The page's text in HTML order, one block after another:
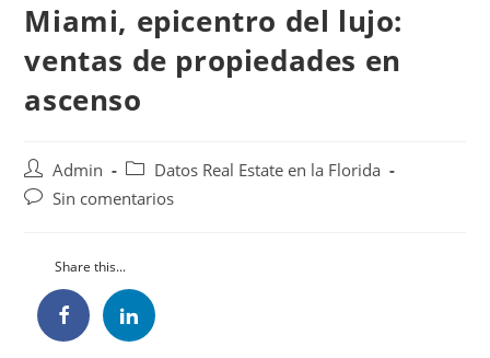
Miami, epicentro del lujo:
ventas de propiedades en
ascenso
Admin
Datos Real Estate en la Florida
Sin comentarios
Share this...